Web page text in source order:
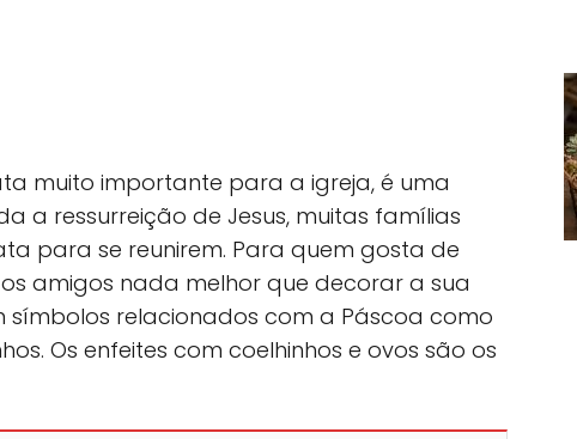
muito importante para a igreja, é uma
a ressurreição de Jesus, muitas famílias
para se reunirem. Para quem gosta de
amigos nada melhor que decorar a sua
símbolos relacionados com a Páscoa como
Os enfeites com coelhinhos e ovos são os